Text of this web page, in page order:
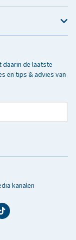
daarin de laatste
en tips & advies van
kanalen